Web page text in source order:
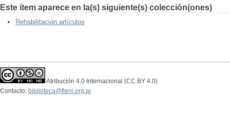
Este ítem aparece en la(s) siguiente(s) colección(ones)
Rehabilitación.artículos
Atribución 4.0 Internacional (CC BY 4.0)
Contacto: biblioteca@fleni.org.ar